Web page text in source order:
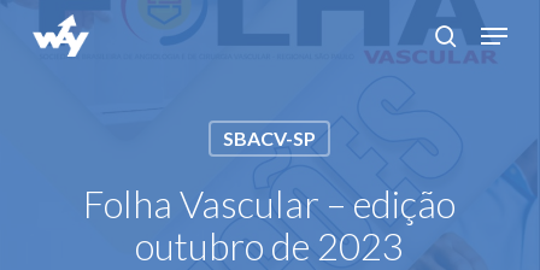
search
Menu
SBACV-SP
Folha Vascular – edição
outubro de 2023